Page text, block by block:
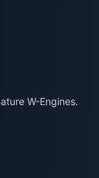
W-Engines.